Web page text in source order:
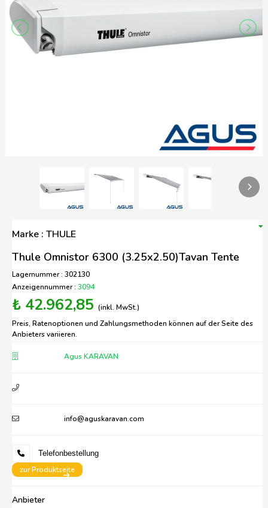
Marke : THULE
Thule Omnistor 6300 (3.25x2.50)Tavan Tente
Lagernummer : 302130
Anzeigennummer : 3094
₺ 42.962,85 (inkl. MwSt.)
Preis, Ratenoptionen und Zahlungsmethoden können auf der Seite des
Anbieters variieren.
Agus KARAVAN
info@aguskaravan.com
Telefonbestellung
zur Produktseite
Anbieter